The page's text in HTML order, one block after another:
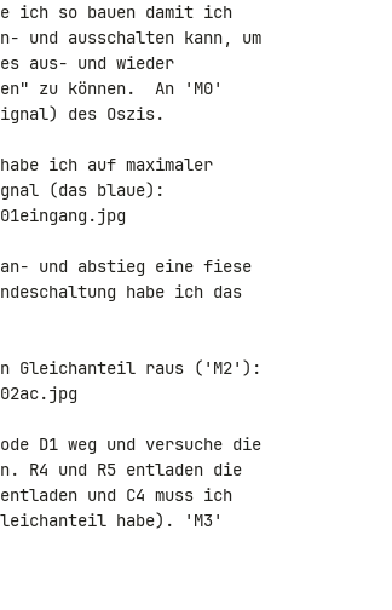
ich so bauen damit ich
und ausschalten kann, um
aus- und wieder
zu können.  An 'M0'
des Oszis.
ich auf maximaler
und abstieg eine fiese
habe ich das
D1 weg und versuche die
R4 und R5 entladen die
und C4 muss ich
habe). 'M3'